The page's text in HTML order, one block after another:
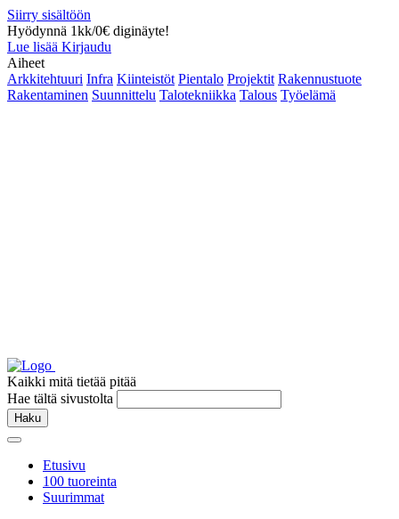
Siirry sisältöön
Hyödynnä 1kk/0€ diginäyte!
Lue lisää Kirjaudu
Aiheet
Arkkitehtuuri Infra Kiinteistöt Pientalo Projektit Rakennustuote
Rakentaminen Suunnittelu Talotekniikka Talous Työelämä
Kaikki mitä tietää pitää
Hae tältä sivustolta
Haku
Etusivu
100 tuoreinta
Suurimmat